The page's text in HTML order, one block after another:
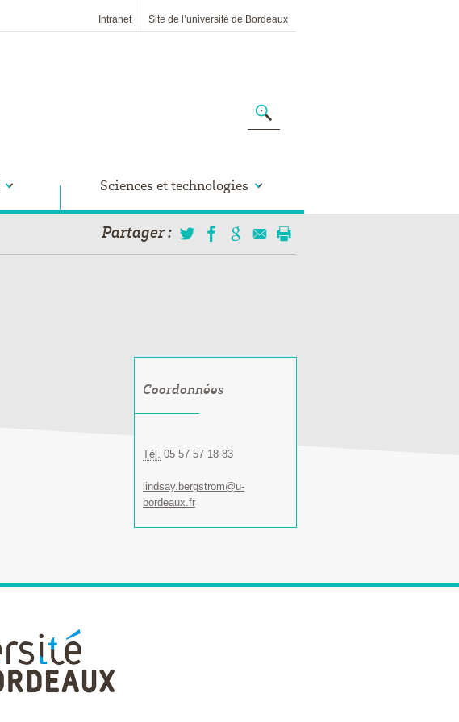
Intranet Site de l’université de Bordeaux
Sciences et technologies
Partager:
Coordonnées
Tél. 05 57 57 18 83
lindsay.bergstrom@u-
bordeaux.fr